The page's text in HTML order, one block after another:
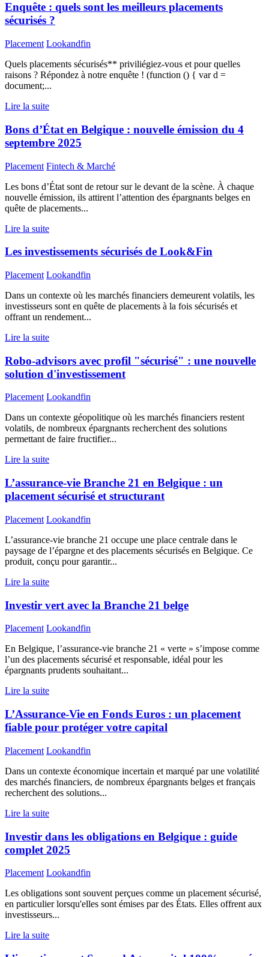
Enquête : quels sont les meilleurs placements
sécurisés ?
Placement Lookandfin
Quels placements sécurisés** priviliégiez-vous et pour quelles
raisons ? Répondez à notre enquête ! (function () { var d =
document;...
Lire la suite
Bons d’État en Belgique : nouvelle émission du 4
septembre 2025
Placement Fintech & Marché
Les bons d’État sont de retour sur le devant de la scène. À chaque
nouvelle émission, ils attirent l’attention des épargnants belges en
quête de placements...
Lire la suite
Les investissements sécurisés de Look&Fin
Placement Lookandfin
Dans un contexte où les marchés financiers demeurent volatils, les
investisseurs sont en quête de placements à la fois sécurisés et
offrant un rendement...
Lire la suite
Robo-advisors avec profil "sécurisé" : une nouvelle
solution d'investissement
Placement Lookandfin
Dans un contexte géopolitique où les marchés financiers restent
volatils, de nombreux épargnants recherchent des solutions
permettant de faire fructifier...
Lire la suite
L’assurance-vie Branche 21 en Belgique : un
placement sécurisé et structurant
Placement Lookandfin
L’assurance-vie branche 21 occupe une place centrale dans le
paysage de l’épargne et des placements sécurisés en Belgique. Ce
produit, conçu pour garantir...
Lire la suite
Investir vert avec la Branche 21 belge
Placement Lookandfin
En Belgique, l’assurance-vie branche 21 « verte » s’impose comme
l’un des placements sécurisé et responsable, idéal pour les
épargnants prudents souhaitant...
Lire la suite
L’Assurance-Vie en Fonds Euros : un placement
fiable pour protéger votre capital
Placement Lookandfin
Dans un contexte économique incertain et marqué par une volatilité
des marchés financiers, de nombreux épargnants belges et français
recherchent des solutions...
Lire la suite
Investir dans les obligations en Belgique : guide
complet 2025
Placement Lookandfin
Les obligations sont souvent perçues comme un placement sécurisé,
en particulier lorsqu'elles sont émises par des États. Elles offrent aux
investisseurs...
Lire la suite